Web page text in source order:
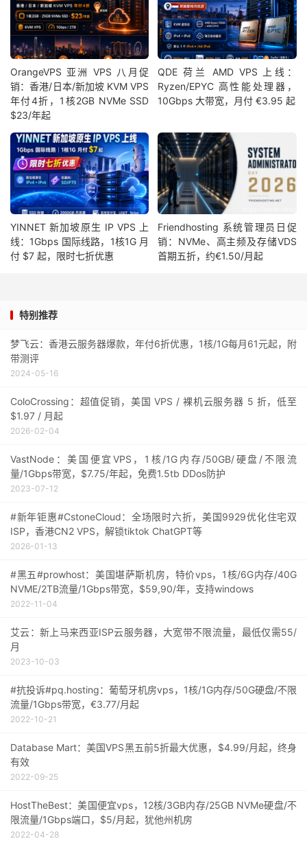
OrangeVPS 亚洲 VPS 八月促
销：香港/日本/新加坡 KVM VPS
年付4折，1核2GB NVMe SSD
$23/年起
QDE 荷兰 AMD VPS 上线：
Ryzen/EPYC 高性能处理器，
10Gbps 大带宽，月付 €3.95 起
YINNET 新加坡原生 IP VPS 上
线：1Gbps 国际线路，1核1G 月
付 $7 起，限时七折优惠
Friendhosting 系统管理员日促
销：NVMe、高主频及存储VDS
首期五折，约€1.50/月起
特别推荐
梦飞云：香港云服务器爆款，年付6折优惠，1核/1G每月61元起，附
带测评
2024-05-16
ColoCrossing：超值促销，美国 VPS / 裸机云服务器 5 折，低至
$1.97 / 月起
2026-02-04
VastNode：美国便宜VPS，1核/1G内存/50GB/硬盘/不限流
量/1Gbps带宽，$7.75/年起，免费1.5tb DDos防护
2023-07-12
#新年钜惠#CstoneCloud：全场限时六折，美国9929优化住宅双
ISP，香港CN2 VPS，解锁tiktok ChatGPT等
2026-01-13
#黑五#prowhost：美国堪萨斯机房，特价vps，1核/6G内存/40G
NVME/2TB流量/1Gbps带宽，$59,90/年，支持windows
2022-11-04
艾云：新上马来西亚ISP云服务器，大宽带不限流量，最低仅需55/
月
2023-10-03
#抗投诉#pq.hosting：葡萄牙机房vps，1核/1G内存/50G硬盘/不限
流量/1Gbps带宽，€3.77/月起
2022-10-21
Database Mart：美国VPS黑五前5折最大优惠，$4.99/月起，终身
有效
2022-09-25
HostTheBest：美国便宜vps，12核/3GB内存/25GB NVMe硬盘/不
限流量/1Gbps端口，$5/月起，犹他州机房
2022-04-28